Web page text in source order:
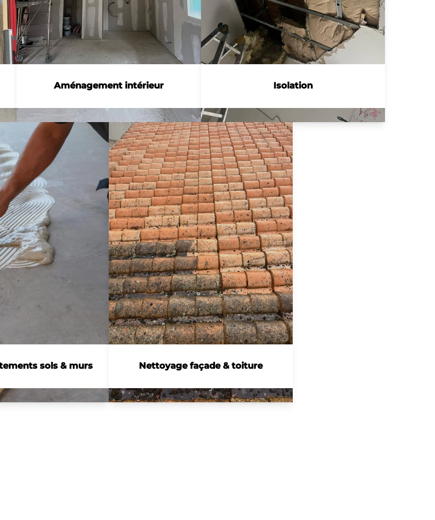
Aménagement intérieur Isolation
sols & murs Nettoyage façade & toiture